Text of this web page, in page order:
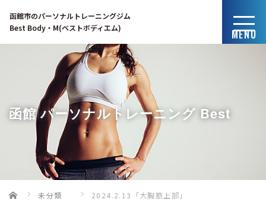
函館市のパーソナルトレーニングジム
Best Body・M(ベストボディエム)
MENU
函館 パーソナルトレーニング Best
Home 未分類 2024.2.13「大胸筋上部」